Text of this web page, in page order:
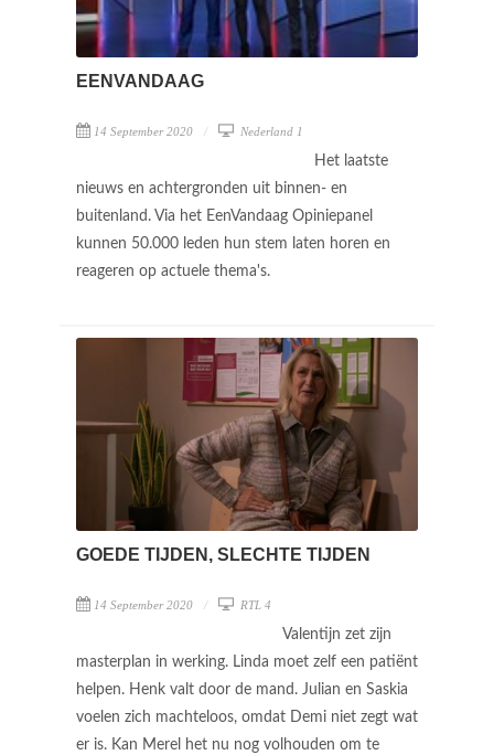
EENVANDAAG
14 September 2020 Nederland 1
Het laatste
nieuws en achtergronden uit binnen- en
buitenland. Via het EenVandaag Opiniepanel
kunnen 50.000 leden hun stem laten horen en
reageren op actuele thema's.
GOEDE TIJDEN, SLECHTE TIJDEN
14 September 2020 RTL 4
Valentijn zet zijn
masterplan in werking. Linda moet zelf een patiënt
helpen. Henk valt door de mand. Julian en Saskia
voelen zich machteloos, omdat Demi niet zegt wat
er is. Kan Merel het nu nog volhouden om te